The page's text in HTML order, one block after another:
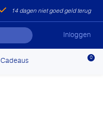
14 dagen niet goed geld terug
Inloggen
Cadeaus 0